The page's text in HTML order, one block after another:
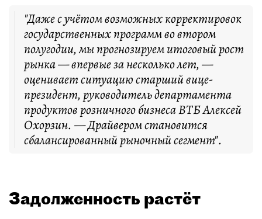
"Даже с учётом возможных корректировок
государственных программ во втором
полугодии, мы прогнозируем итоговый рост
рынка — впервые за несколько лет, —
оценивает ситуацию старший вице-
президент, руководитель департамента
продуктов розничного бизнеса ВТБ Алексей
Охорзин. — Драйвером становится
сбалансированный рыночный сегмент".
Задолженность растёт